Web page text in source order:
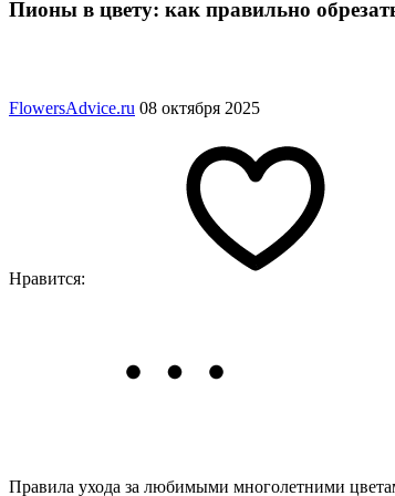
Пионы в цвету: как правильно
FlowersAdvice.ru 08 октября 2025
Нравится:
Правила ухода за любимыми многолетними